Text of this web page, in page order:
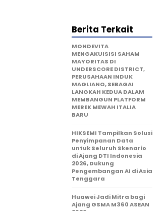
Berita Terkait
MONDEVITA
MENGAKUISISI SAHAM
MAYORITAS DI
UNDERSCORE DISTRICT,
PERUSAHAAN INDUK
MAGLIANO, SEBAGAI
LANGKAH KEDUA DALAM
MEMBANGUN PLATFORM
MEREK MEWAH ITALIA
BARU
HIKSEMI Tampilkan Solusi
Penyimpanan Data
untuk Seluruh Skenario
di Ajang DTI Indonesia
2026, Dukung
Pengembangan AI di Asia
Tenggara
Huawei Jadi Mitra bagi
Ajang GSMA M360 ASEAN